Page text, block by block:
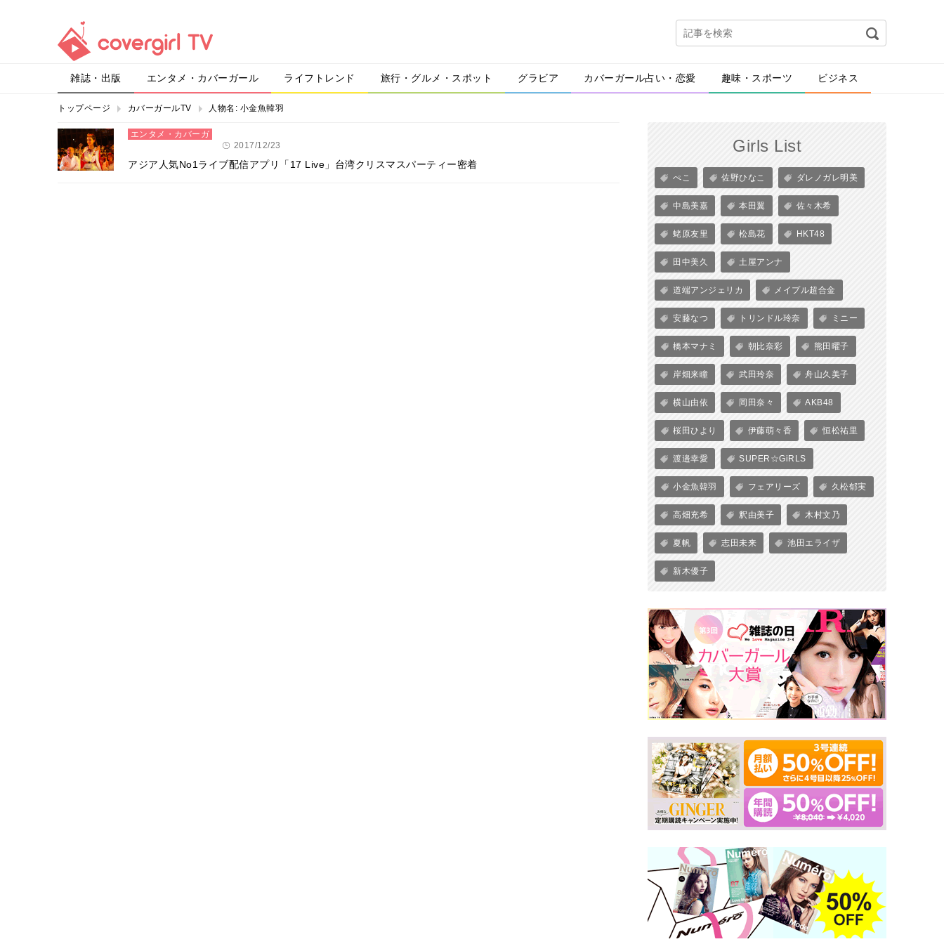
雑誌・出版 エンタメ・カバーガール ライフトレンド 旅行・グルメ・スポット グラビア カバーガール占い・恋愛 趣味・スポーツ ビジネス
トップページ カバーガールTV 人物名: 小金魚韓羽
エンタメ・カバーガ
2017/12/23
アジア人気No1ライブ配信アプリ「17 Live」台湾クリスマスパーティー密着
Girls List
ぺこ 佐野ひなこ ダレノガレ明美
中島美嘉 本田翼 佐々木希
蛯原友里 松島花 HKT48
田中美久 土屋アンナ
道端アンジェリカ メイプル超合金
安藤なつ トリンドル玲奈 ミニー
橋本マナミ 朝比奈彩 熊田曜子
岸畑来瞳 武田玲奈 舟山久美子
横山由依 岡田奈々 AKB48
桜田ひより 伊藤萌々香 恒松祐里
渡邉幸愛 SUPER☆GiRLS
小金魚韓羽 フェアリーズ 久松郁実
高畑充希 釈由美子 木村文乃
夏帆 志田未来 池田エライザ
新木優子